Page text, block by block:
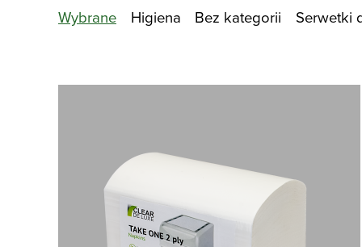
Wybrane Higiena Bez kategorii Serwetki